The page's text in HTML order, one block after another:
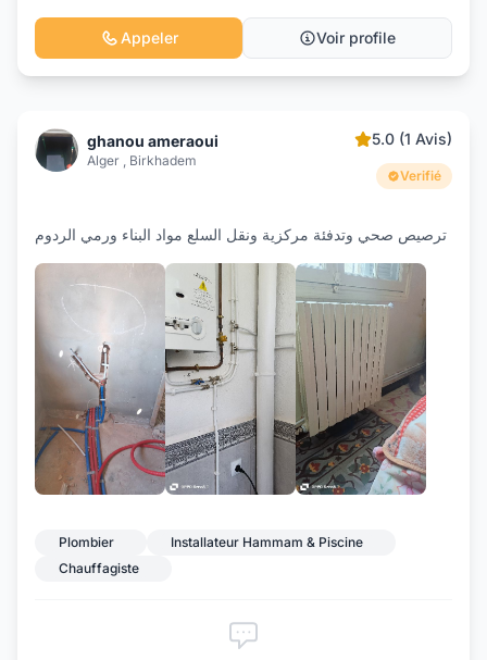
Appeler Voir profile
ghanou ameraoui
Alger , Birkhadem
5.0 (1 Avis)
Verifié
ترصيص صحي وتدفئة مركزية ونقل السلع مواد البناء ورمي الردوم
Plombier
Installateur Hammam & Piscine
Chauffagiste